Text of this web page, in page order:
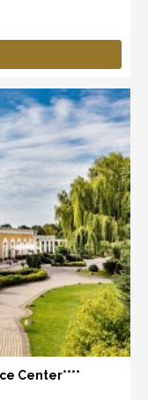
Center****